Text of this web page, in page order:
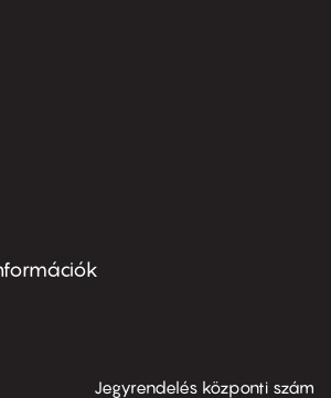
Jegyrendelés központi szám